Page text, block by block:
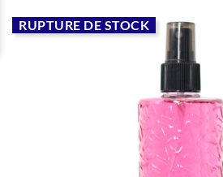
RUPTURE DE STOCK